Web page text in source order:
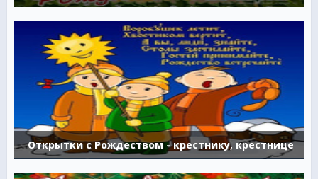
Открытки с Рождеством - крестнику, крестнице